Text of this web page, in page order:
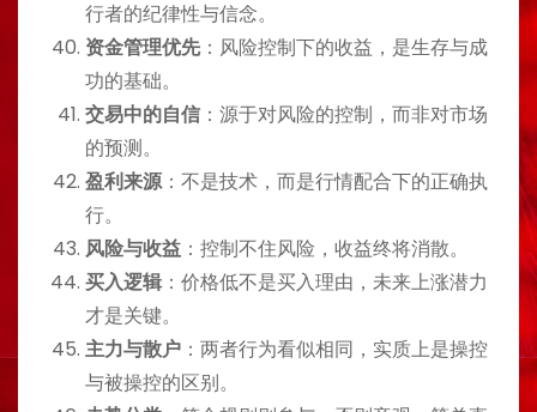
行者的纪律性与信念。
资金管理优先：风险控制下的收益，是生存与成
功的基础。
交易中的自信 ：源于对风险的控制，而非对市场
的预测。
盈利来源：不是技术，而是行情配合下的正确执
行。
风险与收益 ：控制不住风险，收益终将消散。
买入逻辑 ：价格低不是买入理由，未来上涨潜力
才是关键。
主力与散户 ：两者行为看似相同，实质上是操控
与被操控的区别。